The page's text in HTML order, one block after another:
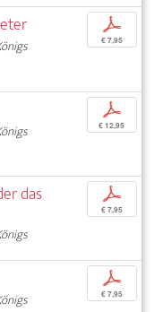
p
€ 7,95
p
€ 12,95
das p
€ 7,95
p
€ 7,95